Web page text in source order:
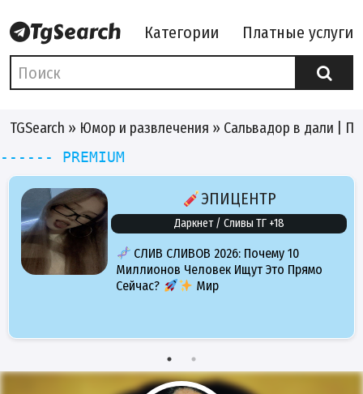
Категории Платные услуги
TGSearch » Юмор и развлечения » Сальвадор в дали |
------ PREMIUM
ЭПИЦЕНТР
Даркнет / Сливы ТГ +18
СЛИВ СЛИВОВ 2026: Почему 10
Миллионов Человек Ищут Это Прямо
Сейчас?
Мир